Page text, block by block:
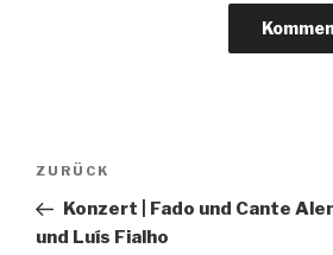
Beitragsnavigation
Vorheriger
Beitrag
ZURÜCK
Konzert | Fado und Cante
und Luís Fialho